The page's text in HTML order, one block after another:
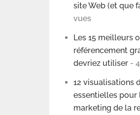
site Web (et que
vues
Les 15 meilleurs
référencement
devriez utiliser -
12 visualisations
essentielles pour
marketing de la